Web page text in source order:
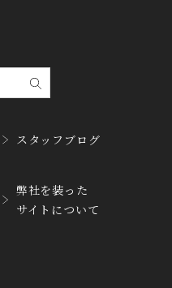
スタッフブログ
弊社を装った
サイトについて